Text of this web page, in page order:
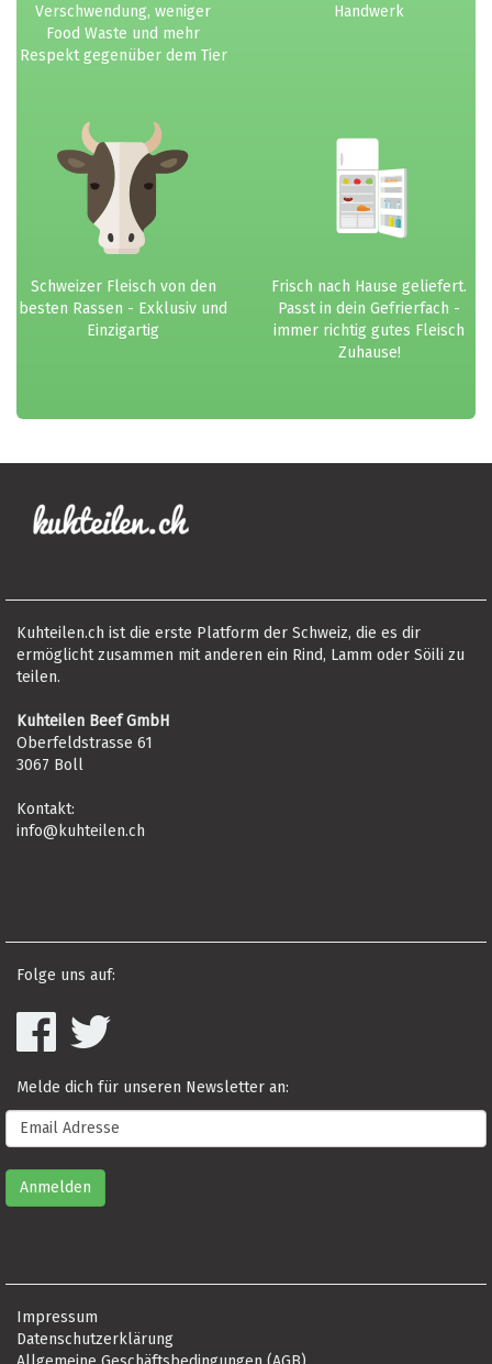
Verschwendung, weniger
Food Waste und mehr
Respekt gegenüber dem Tier
Handwerk
Schweizer Fleisch von den
besten Rassen - Exklusiv und
Einzigartig
Frisch nach Hause geliefert.
Passt in dein Gefrierfach -
immer richtig gutes Fleisch
Zuhause!
Kuhteilen.ch ist die erste Platform der Schweiz, die es dir
ermöglicht zusammen mit anderen ein Rind, Lamm oder Söili zu
teilen.
Kuhteilen Beef GmbH
Oberfeldstrasse 61
3067 Boll
Kontakt:
info@kuhteilen.ch
Folge uns auf:
Melde dich für unseren Newsletter an:
Impressum
Datenschutzerklärung